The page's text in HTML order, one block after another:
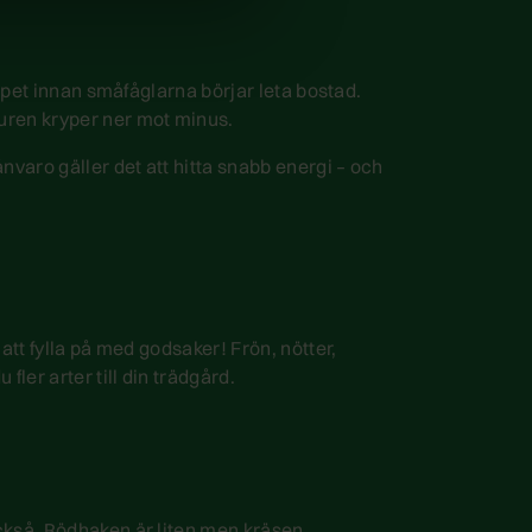
innan småfåglarna börjar leta bostad.
kryper ner mot minus.
gäller det att hitta snabb energi – och
fylla på med godsaker! Frön, nötter,
fler arter till din trädgård.